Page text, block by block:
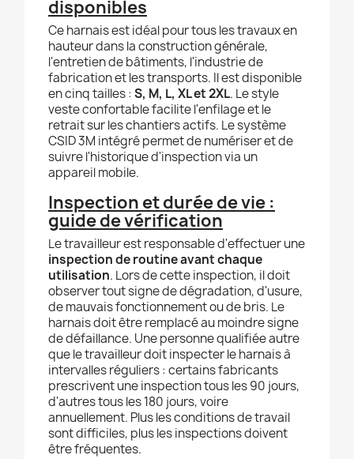
disponibles
Ce harnais est idéal pour tous les travaux en
hauteur dans la construction générale,
l'entretien de bâtiments, l'industrie de
fabrication et les transports. Il est disponible
en cinq tailles : S, M, L, XL et 2XL. Le style
veste confortable facilite l'enfilage et le
retrait sur les chantiers actifs. Le système
CSID 3M intégré permet de numériser et de
suivre l'historique d'inspection via un
appareil mobile.
Inspection et durée de vie :
guide de vérification
Le travailleur est responsable d'effectuer une
inspection de routine avant chaque
utilisation. Lors de cette inspection, il doit
observer tout signe de dégradation, d'usure,
de mauvais fonctionnement ou de bris. Le
harnais doit être remplacé au moindre signe
de défaillance. Une personne qualifiée autre
que le travailleur doit inspecter le harnais à
intervalles réguliers : certains fabricants
prescrivent une inspection tous les 90 jours,
d'autres tous les 180 jours, voire
annuellement. Plus les conditions de travail
sont difficiles, plus les inspections doivent
être fréquentes.